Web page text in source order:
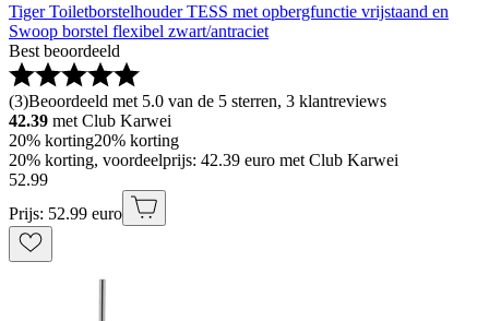
Tiger Toiletborstelhouder TESS met opbergfunctie vrijstaand en
Swoop borstel flexibel zwart/antraciet
Best beoordeeld
(3)Beoordeeld met 5.0 van de 5 sterren, 3 klantreviews
42.39 met Club Karwei
20% korting20% korting
20% korting, voordeelprijs: 42.39 euro met Club Karwei
52.99
Prijs: 52.99 euro